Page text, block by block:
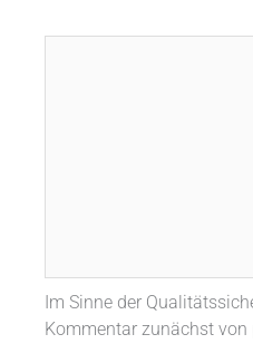
Im Sinne der
Kommentar zunächst